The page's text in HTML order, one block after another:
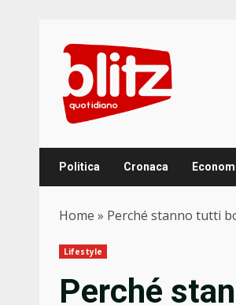
content
Politica Cronaca
Home » Perché stanno tutti
Lifestyle
Perché